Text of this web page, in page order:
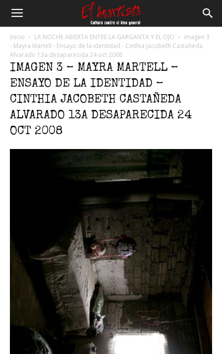
Anartista
Inicio LA NOCHE ABIERTA ENTRE LA GARGANTA Y EL OJO
imagen 3
- Mayra Martell - Ensayo de la identidad - Cinthia Jacobeth Castañeda
Alvarado 13a desaparecida 24 oct 2008
IMAGEN 3 – MAYRA MARTELL –
ENSAYO DE LA IDENTIDAD –
CINTHIA JACOBETH CASTAÑEDA
ALVARADO 13A DESAPARECIDA 24
OCT 2008